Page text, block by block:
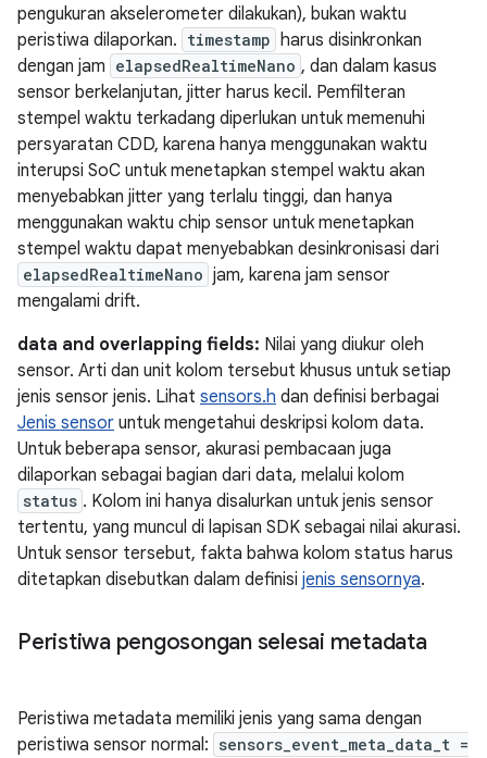
pengukuran akselerometer dilakukan), bukan waktu
peristiwa dilaporkan. timestamp harus disinkronkan
dengan jam elapsedRealtimeNano , dan dalam kasus
sensor berkelanjutan, jitter harus kecil. Pemfilteran
stempel waktu terkadang diperlukan untuk memenuhi
persyaratan CDD, karena hanya menggunakan waktu
interupsi SoC untuk menetapkan stempel waktu akan
menyebabkan jitter yang terlalu tinggi, dan hanya
menggunakan waktu chip sensor untuk menetapkan
stempel waktu dapat menyebabkan desinkronisasi dari
elapsedRealtimeNano jam, karena jam sensor
mengalami drift.
data and overlapping fields: Nilai yang diukur oleh
sensor. Arti dan unit kolom tersebut khusus untuk setiap
jenis sensor jenis. Lihat sensors.h dan definisi berbagai
Jenis sensor untuk mengetahui deskripsi kolom data.
Untuk beberapa sensor, akurasi pembacaan juga
dilaporkan sebagai bagian dari data, melalui kolom
status . Kolom ini hanya disalurkan untuk jenis sensor
tertentu, yang muncul di lapisan SDK sebagai nilai akurasi.
Untuk sensor tersebut, fakta bahwa kolom status harus
ditetapkan disebutkan dalam definisi jenis sensornya.
Peristiwa pengosongan selesai metadata
Peristiwa metadata memiliki jenis yang sama dengan
peristiwa sensor normal: sensors_event_meta_data_t =